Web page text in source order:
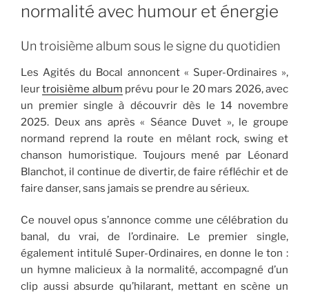
normalité avec humour et énergie
Un troisième album sous le signe du quotidien
Les Agités du Bocal annoncent « Super-Ordinaires »,
leurtroisième album prévu pour le 20 mars 2026, avec
un premier single à découvrir dès le 14 novembre
2025. Deux ans après « Séance Duvet », le groupe
normand reprend la route en mêlant rock, swing et
chanson humoristique. Toujours mené par Léonard
Blanchot, il continue de divertir, de faire réfléchir et de
faire danser, sans jamais se prendre au sérieux.
Ce nouvel opus s’annonce comme une célébration du
banal, du vrai, de l’ordinaire. Le premier single,
également intitulé Super-Ordinaires, en donne le ton :
un hymne malicieux à la normalité, accompagné d’un
clip aussi absurde qu’hilarant, mettant en scène un